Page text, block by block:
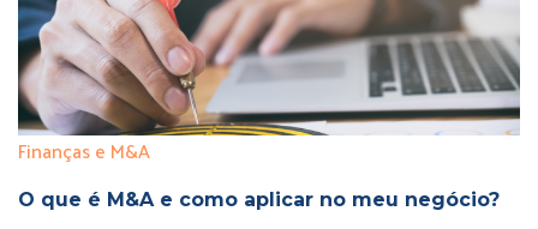
Finanças e M&A
O que é M&A e como aplicar no meu negócio?